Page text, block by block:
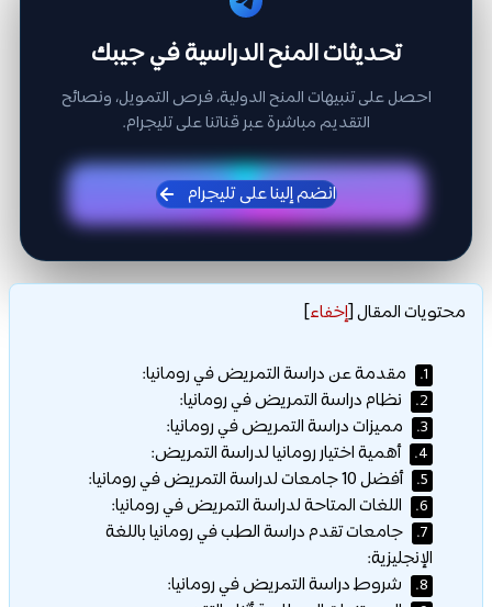
تحديثات المنح الدراسية في جيبك
احصل على تنبيهات المنح الدولية، فرص التمويل، ونصائح
التقديم مباشرة عبر قناتنا على تليجرام.
انضم إلينا على تليجرام
محتويات المقال[إخفاء]
1. مقدمة عن دراسة التمريض في رومانيا:
2. نظام دراسة التمريض في رومانيا:
3. مميزات دراسة التمريض في رومانيا:
4. أهمية اختيار رومانيا لدراسة التمريض:
5. أفضل 10 جامعات لدراسة التمريض في رومانيا:
6. اللغات المتاحة لدراسة التمريض في رومانيا:
7.
جامعات تقدم دراسة الطب في رومانيا باللغة
الإنجليزية:
8. شروط دراسة التمريض في رومانيا: